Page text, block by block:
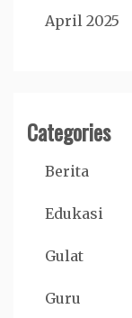
April 2025
Categories
Berita
Edukasi
Gulat
Guru